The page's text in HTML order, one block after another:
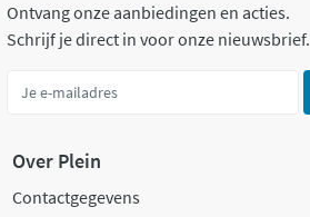
Ontvang onze aanbiedingen en acties.
Schrijf je direct in voor onze nieuwsbrief.
Over Plein
Contactgegevens